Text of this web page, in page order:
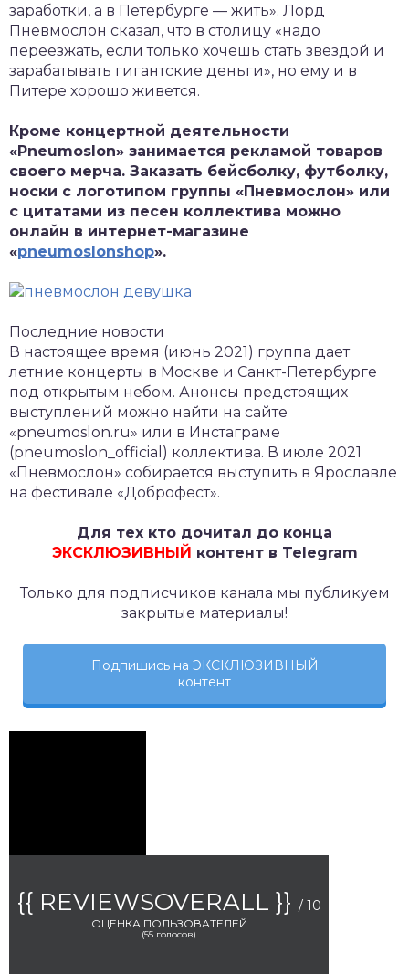
заработки, а в Петербурге — жить». Лорд
Пневмослон сказал, что в столицу «надо
переезжать, если только хочешь стать звездой и
зарабатывать гигантские деньги», но ему и в
Питере хорошо живется.
Кроме концертной деятельности
«Pneumoslon» занимается рекламой товаров
своего мерча. Заказать бейсболку, футболку,
носки с логотипом группы «Пневмослон» или
с цитатами из песен коллектива можно
онлайн в интернет-магазине
«pneumoslonshop».
Последние новости
В настоящее время (июнь 2021) группа дает
летние концерты в Москве и Санкт-Петербурге
под открытым небом. Анонсы предстоящих
выступлений можно найти на сайте
«pneumoslon.ru» или в Инстаграме
(pneumoslon_official) коллектива. В июле 2021
«Пневмослон» собирается выступить в Ярославле
на фестивале «Доброфест».
Для тех кто дочитал до конца
ЭКСКЛЮЗИВНЫЙ контент в Telegram
Только для подписчиков канала мы публикуем
закрытые материалы!
Подпишись на ЭКСКЛЮЗИВНЫЙ
контент
{{ REVIEWSOVERALL }} / 10
ОЦЕНКА ПОЛЬЗОВАТЕЛЕЙ
(55 голосов)